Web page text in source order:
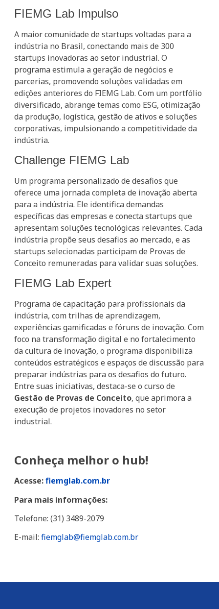
FIEMG Lab Impulso
A maior comunidade de startups voltadas para a
indústria no Brasil, conectando mais de 300
startups inovadoras ao setor industrial. O
programa estimula a geração de negócios e
parcerias, promovendo soluções validadas em
edições anteriores do FIEMG Lab. Com um portfólio
diversificado, abrange temas como ESG, otimização
da produção, logística, gestão de ativos e soluções
corporativas, impulsionando a competitividade da
indústria.
Challenge FIEMG Lab
Um programa personalizado de desafios que
oferece uma jornada completa de inovação aberta
para a indústria. Ele identifica demandas
específicas das empresas e conecta startups que
apresentam soluções tecnológicas relevantes. Cada
indústria propõe seus desafios ao mercado, e as
startups selecionadas participam de Provas de
Conceito remuneradas para validar suas soluções.
FIEMG Lab Expert
Programa de capacitação para profissionais da
indústria, com trilhas de aprendizagem,
experiências gamificadas e fóruns de inovação. Com
foco na transformação digital e no fortalecimento
da cultura de inovação, o programa disponibiliza
conteúdos estratégicos e espaços de discussão para
preparar indústrias para os desafios do futuro.
Entre suas iniciativas, destaca-se o curso de
Gestão de Provas de Conceito, que aprimora a
execução de projetos inovadores no setor
industrial.
Conheça melhor o hub!
Acesse:fiemglab.com.br
Para mais informações:
Telefone: (31) 3489-2079
E-mail: fiemglab@fiemglab.com.br